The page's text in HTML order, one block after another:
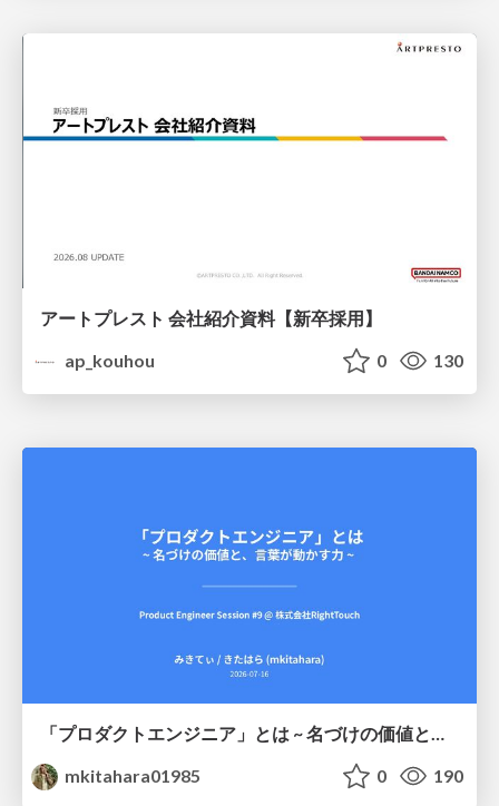
アートプレスト 会社紹介資料【新卒採用】
ap_kouhou
0 130
mkitahara01985
0 190